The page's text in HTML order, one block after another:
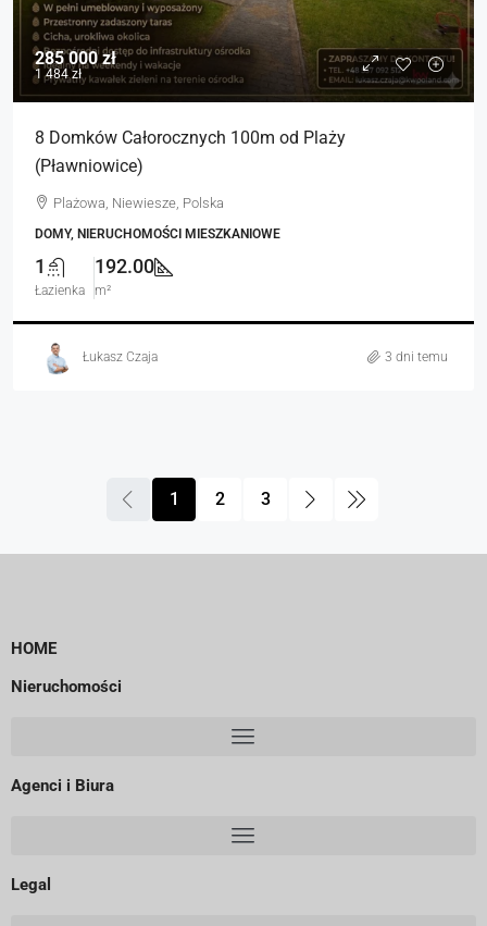
285 000 zł
1 484 zł
8 Domków Całorocznych 100m od Plaży
(Pławniowice)
Plażowa, Niewiesze, Polska
DOMY, NIERUCHOMOŚCI MIESZKANIOWE
1
Łazienka
192.00
m²
Łukasz Czaja 3 dni temu
1 2 3
HOME
Nieruchomości
Agenci i Biura
Legal